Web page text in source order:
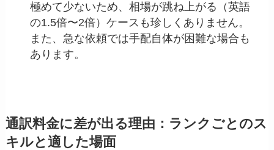
極めて少ないため、相場が跳ね上がる（英語
の1.5倍〜2倍）ケースも珍しくありません。
また、急な依頼では手配自体が困難な場合も
あります。
通訳料金に差が出る理由：ランクごとのス
キルと適した場面